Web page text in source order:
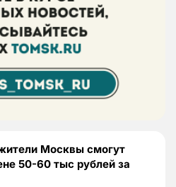
Москвы смогут
50-60 тыс рублей за